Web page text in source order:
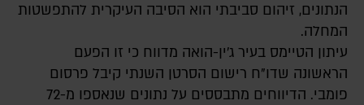
הנתונים, זיהום סביבתי הוא הסיבה העיקרית להתפשטות
המחלה.
עיתון הטיימס בעיר ג'ין-הואה מדווח כי זו הפעם
הראשונה שדו"ח רישום הסרטן השנתי קיבל פרסום
פומבי. הדיווחים מתבססים על נתונים שנאספו מ-72